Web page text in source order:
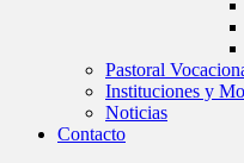
Pastoral
Instituciones y
Noticias
Contacto